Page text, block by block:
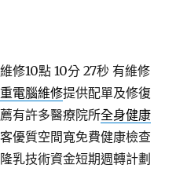
修10點 10分 27秒 有維修
電腦維修提供配單及修復
有許多醫療院所全身健康
優質空間寬免費健康檢查
乳技術資金短期週轉計劃